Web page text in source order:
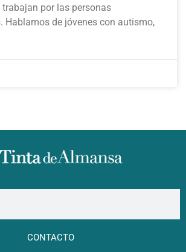
trabajan por las personas
Hablamos de jóvenes con autismo,
CONTACTO